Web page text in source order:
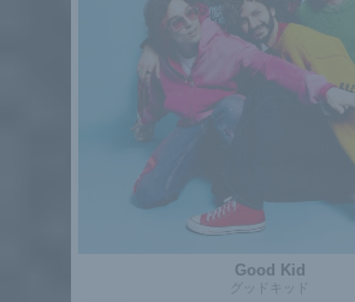
Good Kid
グッドキッド